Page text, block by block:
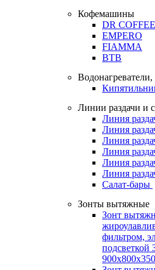
Кофемашины
DR COFFEE
EMPERO
FIAMMA
BTB
Линии раздачи и
Линия
Линия
Линия
Линия
Линия
Линия
Салат-бары
Зонты вытяжные
Зонт
фильтром,
подсветкой